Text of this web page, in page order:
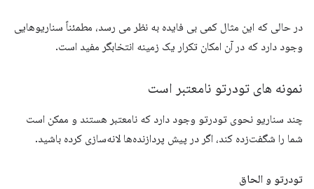
در حالی که این مثال کمی بی فایده به نظر می رسد، مطمئناً سناریوهایی
وجود دارد که در آن امکان تکرار یک زمینه انتخابگر مفید است.
نمونه های تودرتو نامعتبر است
چند سناریو نحوی تودرتو وجود دارد که نامعتبر هستند و ممکن است
شما را شگفت‌زده کند، اگر در پیش پردازنده‌ها لانه‌سازی کرده باشید.
تودرتو و الحاق